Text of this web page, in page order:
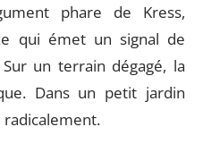
phare de Kress,
qui émet un signal de
un terrain dégagé, la
Dans un petit jardin
radicalement.